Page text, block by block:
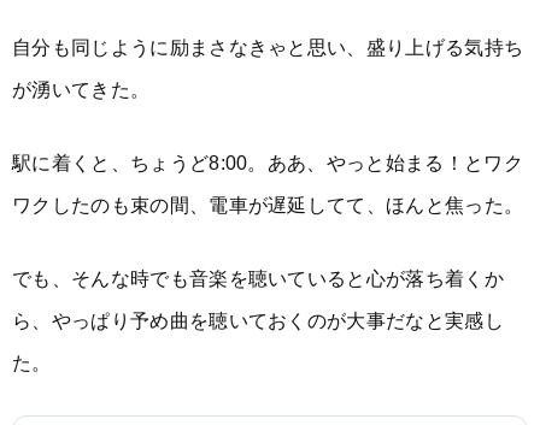
自分も同じように励まさなきゃと思い、盛り上げる気持ち
が湧いてきた。
駅に着くと、ちょうど8:00。ああ、やっと始まる！とワク
ワクしたのも束の間、電車が遅延してて、ほんと焦った。
でも、そんな時でも音楽を聴いていると心が落ち着くか
ら、やっぱり予め曲を聴いておくのが大事だなと実感し
た。